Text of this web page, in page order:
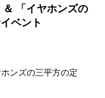
「イヤホンズの
ベント
ンズの三平方の定